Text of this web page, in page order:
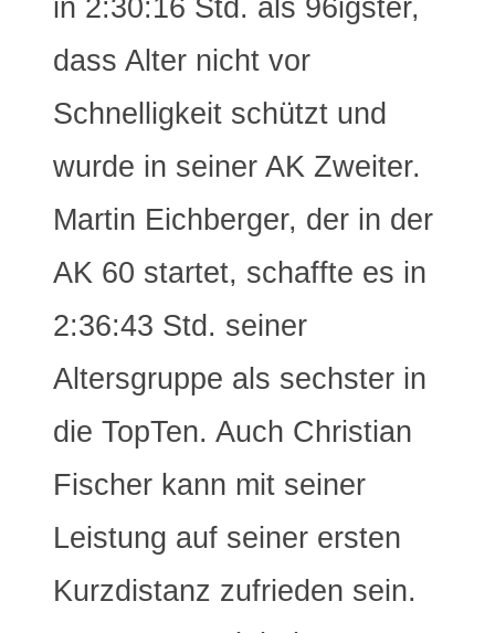
in 2:30:16 Std. als 96igster,
dass Alter nicht vor
Schnelligkeit schützt und
wurde in seiner AK Zweiter.
Martin Eichberger, der in der
AK 60 startet, schaffte es in
2:36:43 Std. seiner
Altersgruppe als sechster in
die TopTen. Auch Christian
Fischer kann mit seiner
Leistung auf seiner ersten
Kurzdistanz zufrieden sein.